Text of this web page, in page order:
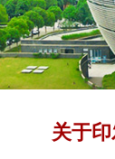
关于